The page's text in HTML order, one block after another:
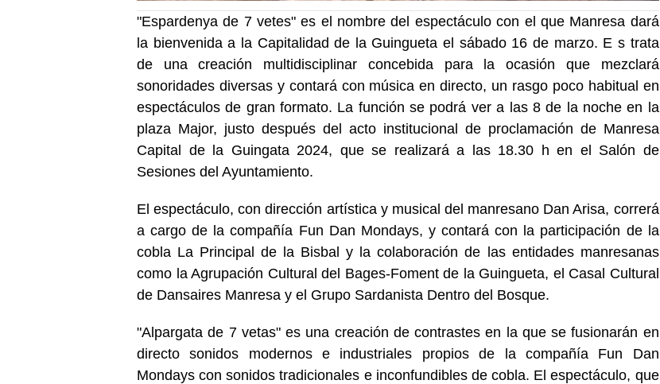
"Espardenya de 7 vetes" es el nombre del espectáculo con el que Manresa dará
la bienvenida a la Capitalidad de la Guingueta el sábado 16 de marzo. E s trata
de una creación multidisciplinar concebida para la ocasión que mezclará
sonoridades diversas y contará con música en directo, un rasgo poco habitual en
espectáculos de gran formato. La función se podrá ver a las 8 de la noche en la
plaza Major, justo después del acto institucional de proclamación de Manresa
Capital de la Guingata 2024, que se realizará a las 18.30 h en el Salón de
Sesiones del Ayuntamiento.
El espectáculo, con dirección artística y musical del manresano Dan Arisa, correrá
a cargo de la compañía Fun Dan Mondays, y contará con la participación de la
cobla La Principal de la Bisbal y la colaboración de las entidades manresanas
como la Agrupación Cultural del Bages-Foment de la Guingueta, el Casal Cultural
de Dansaires Manresa y el Grupo Sardanista Dentro del Bosque.
"Alpargata de 7 vetas" es una creación de contrastes en la que se fusionarán en
directo sonidos modernos e industriales propios de la compañía Fun Dan
Mondays con sonidos tradicionales e inconfundibles de cobla. El espectáculo, que